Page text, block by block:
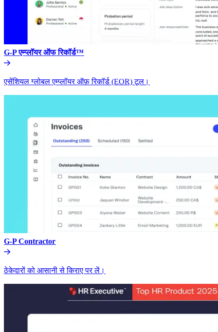
G-P एम्प्लॉयर ऑफ रिकॉर्ड™​​
एसेंशियल ग्लोबल एम्प्लॉयर ऑफ़ रिकॉर्ड (EOR) टूल।​​
G-P Contractor​​
ठेकेदारों को आसानी से किराए पर लें।​​